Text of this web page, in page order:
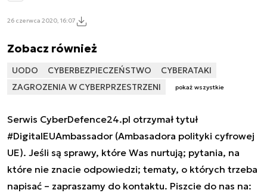
26 czerwca 2020, 16:07
Zobacz również
UODO CYBERBEZPIECZEŃSTWO
CYBERATAKI
ZAGROZENIA W CYBERPRZESTRZENI
pokaż wszystkie
Serwis CyberDefence24.pl otrzymał tytuł
#DigitalEUAmbassador (Ambasadora polityki cyfrowej
UE). Jeśli są sprawy, które Was nurtują; pytania, na
które nie znacie odpowiedzi; tematy, o których trzeba
napisać – zapraszamy do kontaktu. Piszcie do nas na: